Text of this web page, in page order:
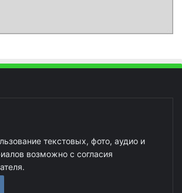
текстовых, фото, аудио и
возможно с согласия